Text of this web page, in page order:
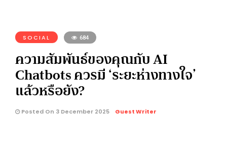
SOCIAL 684
ความสัมพันธ์ของคุณกับ AI
Chatbots ควรมี ‘ระยะห่างทางใจ’
แล้วหรือยัง?
Posted On 3 December 2025 Guest Writer